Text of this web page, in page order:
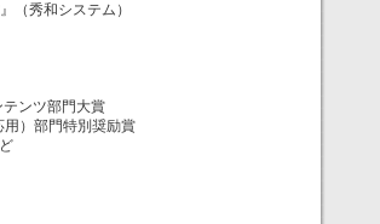
（秀和システム）
ンツ部門大賞
）部門特別奨励賞